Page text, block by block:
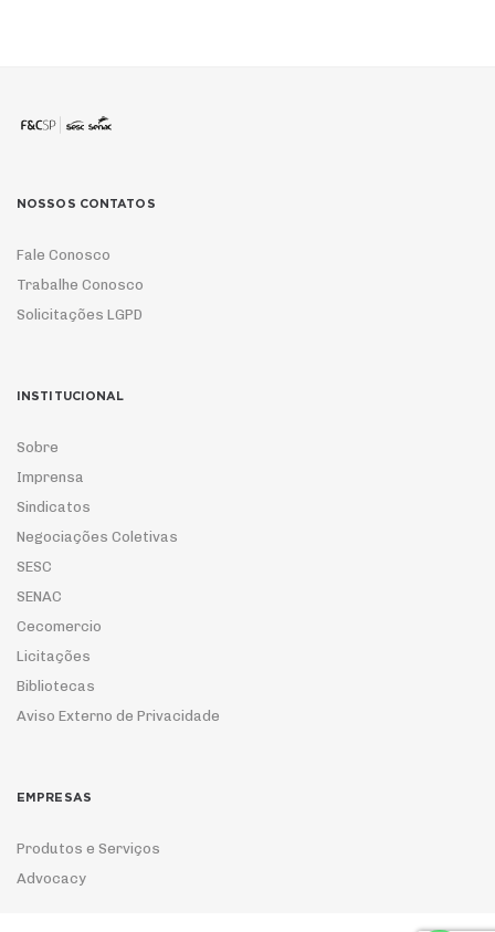
NOSSOS CONTATOS
Fale Conosco
Trabalhe Conosco
Solicitações LGPD
INSTITUCIONAL
Sobre
Imprensa
Sindicatos
Negociações Coletivas
SESC
SENAC
Cecomercio
Licitações
Bibliotecas
Aviso Externo de Privacidade
EMPRESAS
Produtos e Serviços
Advocacy